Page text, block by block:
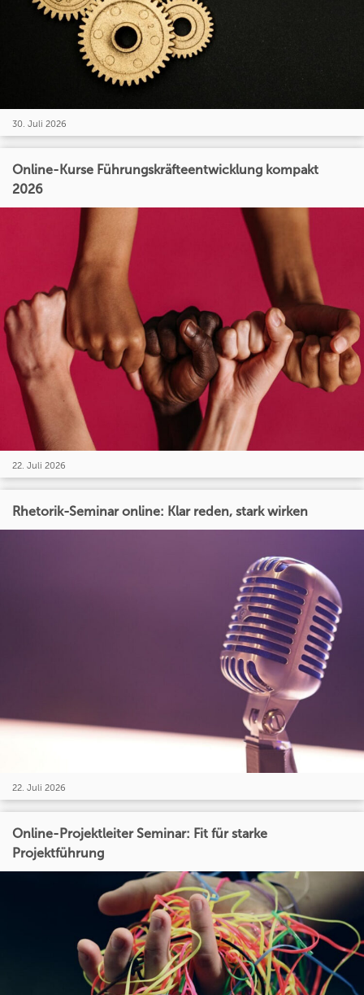
30. Juli 2026
Online-Kurse Führungskräfteentwicklung kompakt
2026
22. Juli 2026
Rhetorik-Seminar online: Klar reden, stark wirken
22. Juli 2026
Online-Projektleiter Seminar: Fit für starke
Projektführung